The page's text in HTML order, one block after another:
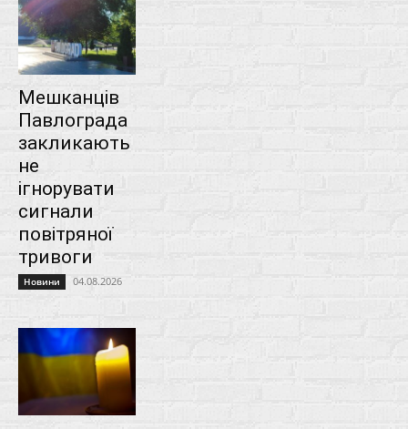
Мешканців
Павлограда
закликають
не
ігнорувати
сигнали
повітряної
тривоги
Новини 04.08.2026